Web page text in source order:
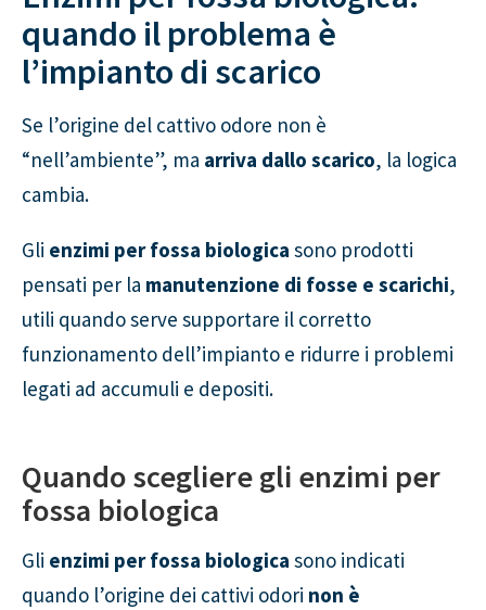
quando il problema è
l’impianto di scarico
Se l’origine del cattivo odore non è
“nell’ambiente”, ma arriva dallo scarico, la logica
cambia.
Gli enzimi per fossa biologica sono prodotti
pensati per la manutenzione di fosse e scarichi,
utili quando serve supportare il corretto
funzionamento dell’impianto e ridurre i problemi
legati ad accumuli e depositi.
Quando scegliere gli enzimi per
fossa biologica
Gli enzimi per fossa biologica sono indicati
quando l’origine dei cattivi odori non è